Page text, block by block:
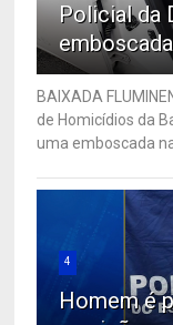
Policial da
emboscada
BAIXADA
de Homicídios da
uma emboscada
4
Homem é